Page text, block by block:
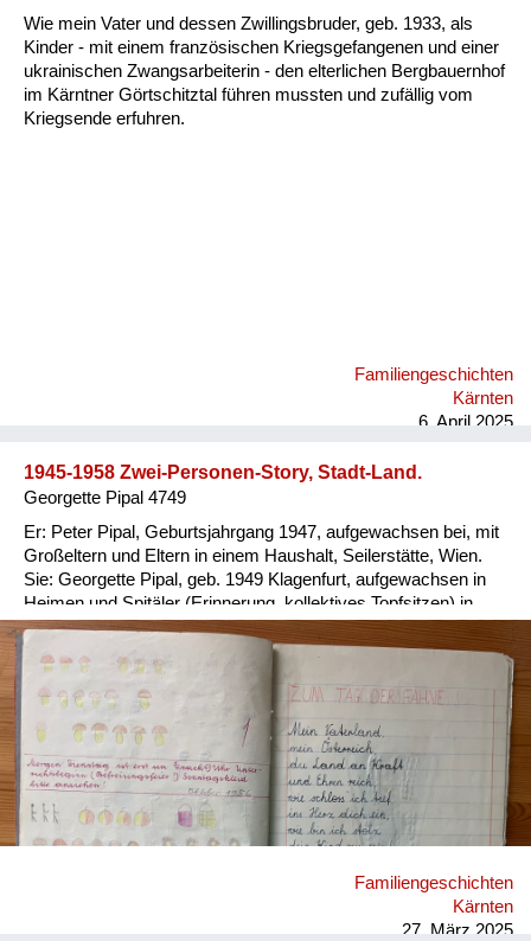
Wie mein Vater und dessen Zwillingsbruder, geb. 1933, als
Kinder - mit einem französischen Kriegsgefangenen und einer
ukrainischen Zwangsarbeiterin - den elterlichen Bergbauernhof
im Kärntner Görtschitztal führen mussten und zufällig vom
Kriegsende erfuhren.
Familiengeschichten
Kärnten
6. April 2025
1945-1958 Zwei-Personen-Story, Stadt-Land.
Georgette Pipal 4749
Er: Peter Pipal, Geburtsjahrgang 1947, aufgewachsen bei, mit
Großeltern und Eltern in einem Haushalt, Seilerstätte, Wien.
Sie: Georgette Pipal, geb. 1949 Klagenfurt, aufgewachsen in
Heimen und Spitäler (Erinnerung, kollektives Topfsitzen) in
Wien und NÖ, 1954/56 Adoptivfamilie. Er: Ein wohlbehütetes,
wohlgenährtes, übergewichtiges Kind; die Meinung der
abgemagerten Groß-Eltern, man braucht Reserven für alle
Fälle. Sie: 1951 abgenommenes, abgegebenes
Besatzungskind (Vater Brite, Mutter Deutsche in Ö.), in
Kinder-übernahmestelle der Stadt Wien, Lustkandelgasse
gelandet; Eltern und Adoption unbekannt; nach später
Recherche via Jugendamt Wien 1997 und Rotes Kreuz 2014
Daten zur eigenen Person erhalten. Er: Als Kind striktes
Verbot, wegen Verletzungsgefahr, Gebäuderuinen zu betreten;
gerodelt, auch im nahen Stadtpark; on top im Wohnhaus
wurden Hühner und Hasen gehalten, das Nebenhaus war eine
Familiengeschichten
Kärnten
27. März 2025